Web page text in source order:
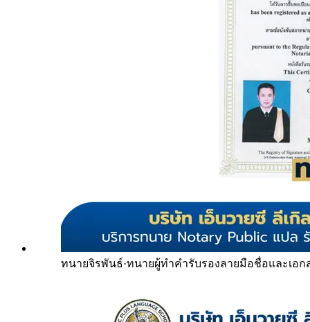
ทนายจิรพันธ์·ทนายผู้ทำคำรับรองลายมือชื่อและเอก